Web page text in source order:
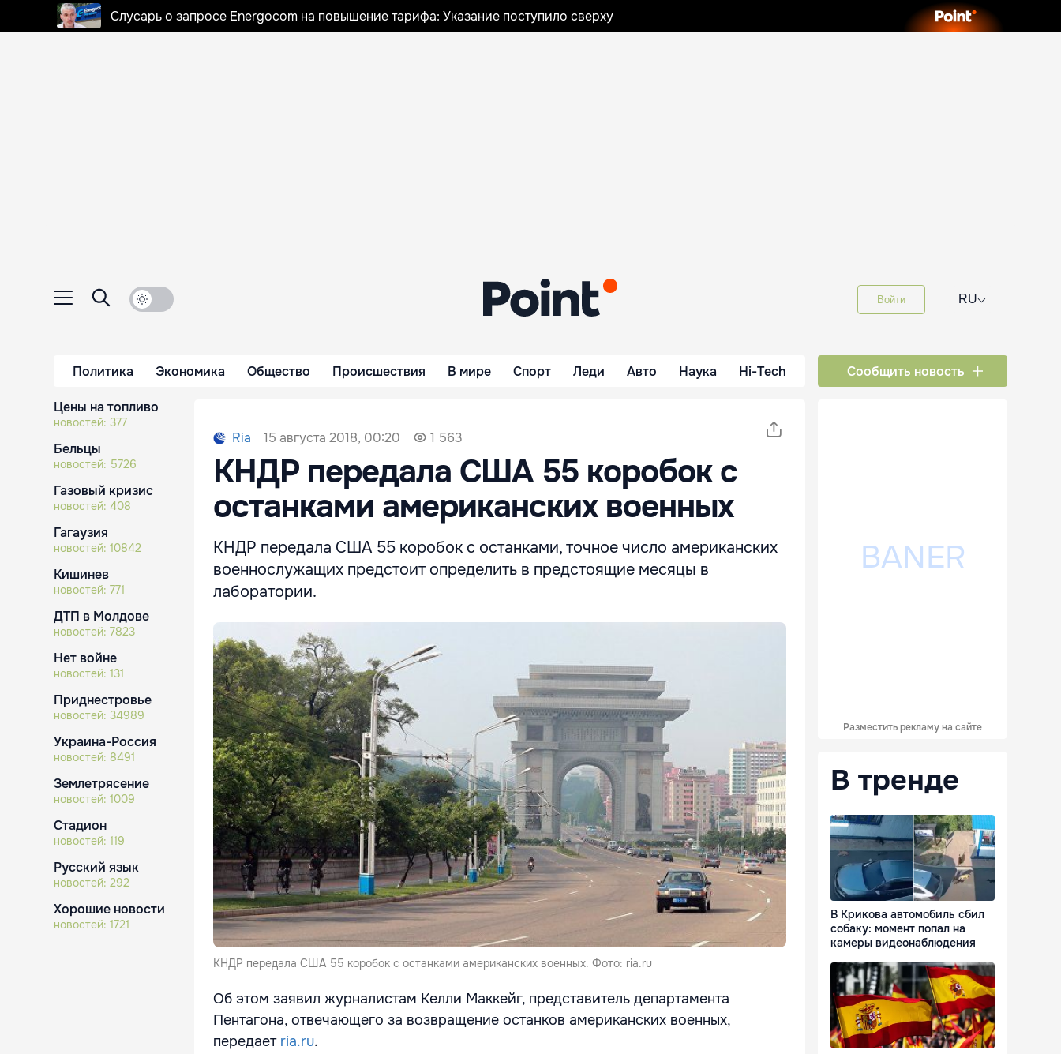
Слусарь о запросе Energocom на повышение тарифа: Указание поступило сверху
Войти RU⌵
Политика Экономика Общество Происшествия В мире Спорт Леди Авто Наука Hi-Tech Сообщить новость
Цены на топливо
новостей: 377
Бельцы
новостей: 5726
Газовый кризис
новостей: 408
Гагаузия
новостей: 10842
Кишинев
новостей: 771
ДТП в Молдове
новостей: 7823
Нет войне
новостей: 131
Приднестровье
новостей: 34989
Украина-Россия
новостей: 8491
Землетрясение
новостей: 1009
Стадион
новостей: 119
Русский язык
новостей: 292
Хорошие новости
новостей: 1721
Ria 15 августа 2018, 00:20 1 563
КНДР передала США 55 коробок с
останками американских военных
КНДР передала США 55 коробок с останками, точное число американских
военнослужащих предстоит определить в предстоящие месяцы в
лаборатории.
КНДР передала США 55 коробок с останками американских военных. Фото: ria.ru
Об этом заявил журналистам Келли Маккейг, представитель департамента
Пентагона, отвечающего за возвращение останков американских военных,
передает ria.ru.
Разместить рекламу на сайте
В тренде
В Крикова автомобиль сбил
собаку: момент попал на
камеры видеонаблюдения